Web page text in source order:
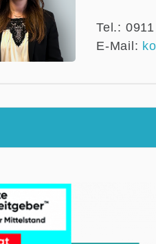
Tel.:
E-Mail: